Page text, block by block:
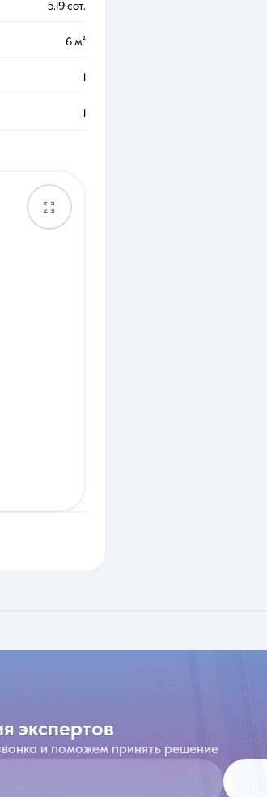
5.19 сот.
6 м²
экспертов
и поможем принять решение